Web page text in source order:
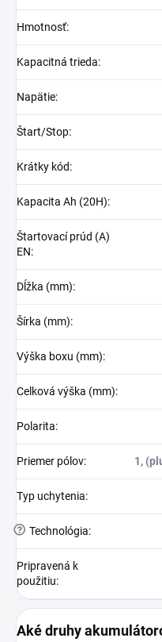
Hmotnosť:
Kapacitná trieda:
Napätie:
Štart/Stop:
Krátky kód:
Kapacita Ah (20H):
Štartovací prúd (A)
EN:
Dĺžka (mm):
Šírka (mm):
Výška boxu (mm):
Celková výška (mm):
Polarita:
Priemer pólov: 1,
Typ uchytenia:
? Technológia:
Pripravená k
použitiu:
Aké druhy